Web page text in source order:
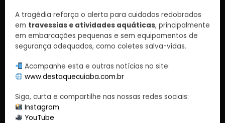
A tragédia reforça o alerta para cuidados redobrados
em travessias e atividades aquáticas, principalmente
em embarcações pequenas e sem equipamentos de
segurança adequados, como coletes salva-vidas.
Acompanhe esta e outras notícias no site:
www.destaquecuiaba.com.br
Siga, curta e compartilhe nas nossas redes sociais:
Instagram
YouTube